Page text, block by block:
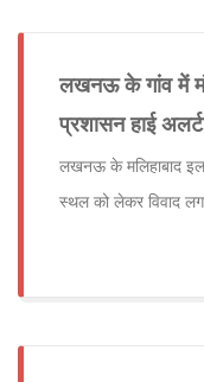
लखनऊ के गांव में
प्रशासन हाई
लखनऊ के मलिहाबाद
स्थल को लेकर विवाद